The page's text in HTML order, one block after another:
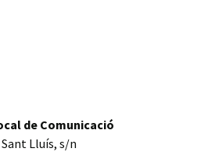
de Comunicació
Sant Lluís, s/n